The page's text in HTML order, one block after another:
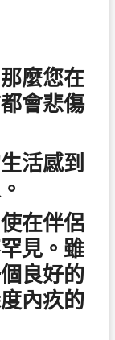
麼您在
會悲傷
活感到
在伴侶
見。雖
良好的
內疚的